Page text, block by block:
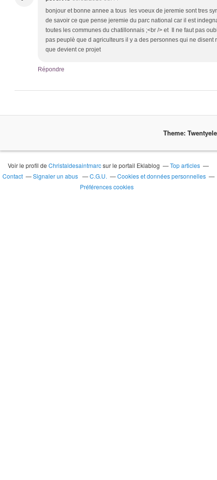
bonjour et bonne annee a tous les voeux de jeremie sont tres
de savoir ce que pense jeremie du parc national car il est
toutes les communes du chatillonnais ;<br /> et Il ne faut pas
pas peuplè que d agriculteurs il y a des personnes qui ne disent
que devient ce projet
Répondre
Theme:
Voir le profil deChristaldesaintmarcsur le portail Eklablog
Top articles
Contact
Signaler un abus C.G.U.
Cookies et données personnelles
Préférences cookies